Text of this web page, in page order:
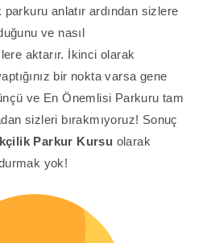
parkuru anlatır ardından sizlere
ve nasıl
aktarır. İkinci olarak
bir nokta varsa gene
ve En Önemlisi Parkuru tam
sizleri bırakmıyoruz! Sonuç
Parkur Kursu olarak
yok!